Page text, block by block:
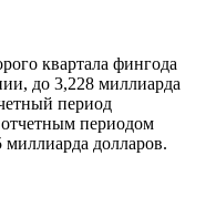
квартала фингода
до 3,228 миллиарда
период
периодом
долларов.